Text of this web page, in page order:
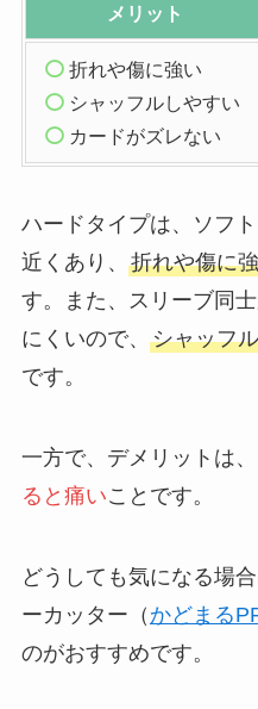
メリット
折れや傷に強い
シャッフルしやすい
カードがズレない
ハードタイプは、ソフ
近くあり、 折れや傷に
す。また、スリーブ同
にくいので、 シャッフ
です。
一方で、デメリットは、
ると痛いことです。
どうしても気になる場
ーカッター（かどまる
のがおすすめです。